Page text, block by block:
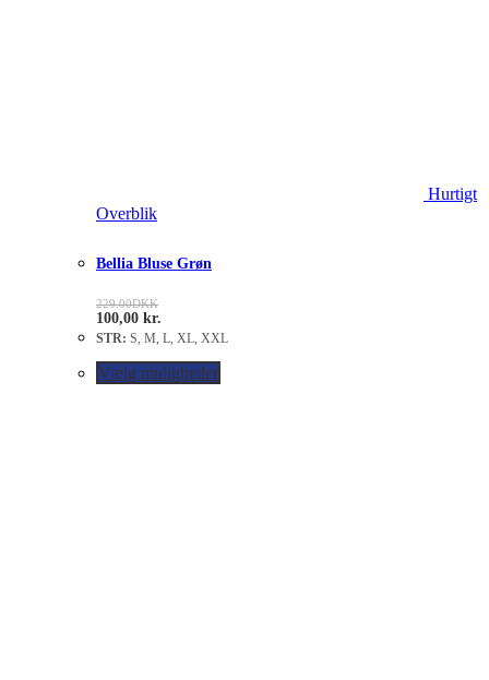
Hurtigt
Overblik
Bellia Bluse Grøn
229.00DKK
100,00 kr.
STR: S, M, L, XL, XXL
Vælg muligheder